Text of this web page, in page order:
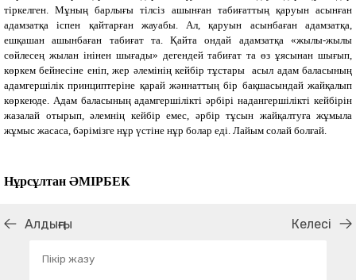
тіркелген. Мұның барлығы тілсіз ашынған табиғаттың қаруын асынған
адамзатқа іспен қайтарған жауабы. Ал, қаруын асынбаған адамзатқа,
ешқашан ашынбаған табиғат та. Қайта ондай адамзатқа «жылы-жылы
сөйлесең жылан інінен шығады» дегендей табиғат та өз ұясынан шығып,
көркем бейнесіне еніп, жер әлемінің кейбір тұстары
асыл адам баласының
адамгершілік принциптеріне қарай жән­наттың бір бақшасындай жайқалып
көркеюде. Адам баласының адамгершілікті әрбірі надангершілікті кейбірін
жазалай отырып, әлемнің кейбір емес, әрбір тұсын жайқалтуға жұмыла
жұмыс жасаса, бәрімізге нұр үстіне нұр болар еді. Лайым солай болғай.
Нұрсұлтан ӘМІРБЕК
Алдыңғы Келесі